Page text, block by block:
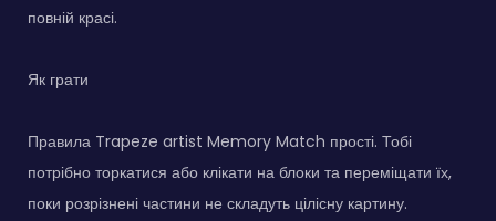
повній красі.
Як грати
Правила Trapeze artist Memory Match прості. Тобі
потрібно торкатися або клікати на блоки та переміщати їх,
поки розрізнені частини не складуть цілісну картину.